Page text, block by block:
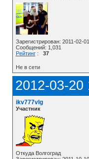
Зарегистрирован: 2011-02-01
Сообщений: 1,031
Рейтинг: 37
Не в сети
2012-03-20
ikv777vlg
Участник
Откуда Волгоград